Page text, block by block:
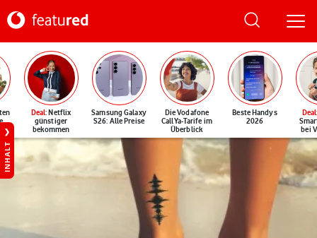
Deal: Netflix
günstiger
bekommen
Samsung Galaxy
S26: Alle Preise
Die Vodafone
CallYa-Tarife im
Überblick
Beste Handys
2026
Deal
bei
INHALT